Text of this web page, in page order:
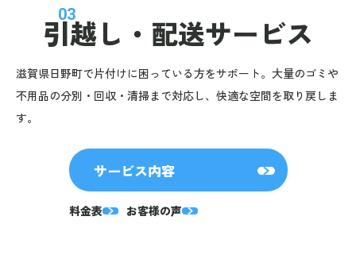
03
引越し・ 配送サービス
滋賀県日野町で片付けに困っている方をサポート。大量のゴミや
不用品の分別・回収・清掃まで対応し、快適な空間を取り戻しま
す。
サービス内容
料金表 お客様の声